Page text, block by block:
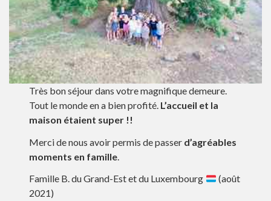
Très bon séjour dans votre magnifique demeure.
Tout le monde en a bien profité. L’accueil et la
maison étaient super !!
Merci de nous avoir permis de passer d’agréables
moments en famille
Famille B. du Grand-Est et du Luxembourg
(août
2021)